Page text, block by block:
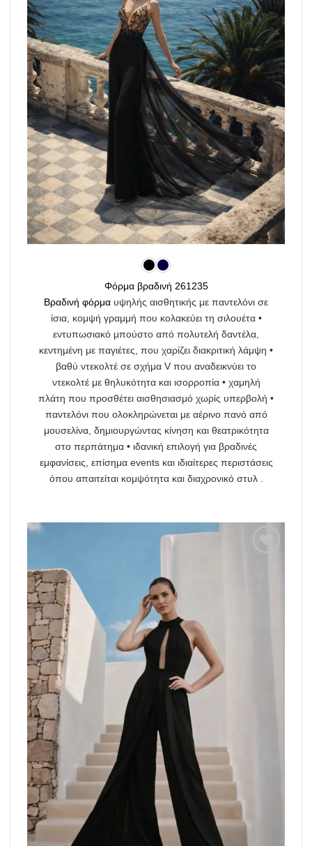
Φόρμα βραδινή 261235
Βραδινή φόρμα υψηλής αισθητικής με παντελόνι σε
ίσια, κομψή γραμμή που κολακεύει τη σιλουέτα •
εντυπωσιακό μπούστο από πολυτελή δαντέλα,
κεντημένη με παγιέτες, που χαρίζει διακριτική λάμψη •
βαθύ ντεκολτέ σε σχήμα V που αναδεικνύει το
ντεκολτέ με θηλυκότητα και ισορροπία • χαμηλή
πλάτη που προσθέτει αισθησιασμό χωρίς υπερβολή •
παντελόνι που ολοκληρώνεται με αέρινο πανό από
μουσελίνα, δημιουργώντας κίνηση και θεατρικότητα
στο περπάτημα • ιδανική επιλογή για βραδινές
εμφανίσεις, επίσημα events και ιδιαίτερες περιστάσεις
όπου απαιτείται κομψότητα και διαχρονικό στυλ .